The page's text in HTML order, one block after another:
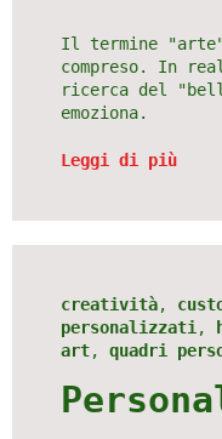
Il termine
compreso. In
ricerca del
emoziona.
Leggi di più
creatività,
personalizzati ,
art, quadri